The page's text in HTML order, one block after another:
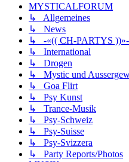
MYSTICALFORUM
↳ Allgemeines
↳ News
↳ -«(( CH-PARTYS ))»-
↳ International
↳ Drogen
↳ Mystic und
↳ Goa Flirt
↳ Psy Kunst
↳ Trance-Musik
↳ Psy-Schweiz
↳ Psy-Suisse
↳ Psy-Svizzera
↳ Party Reports/Photos